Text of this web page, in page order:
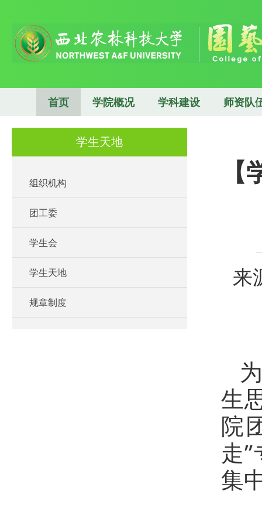
首页 学院概况 学科建设 师资队
学生天地
组织机构
团工委
学生会
学生天地
规章制度
来
生
院
走
集